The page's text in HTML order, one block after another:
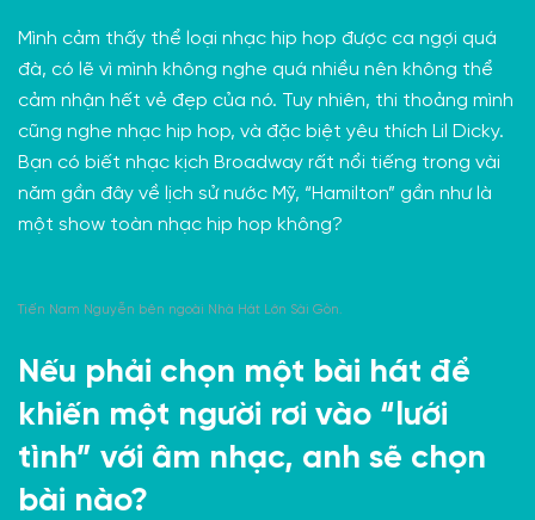
Mình cảm thấy thể loại nhạc hip hop được ca ngợi quá
đà, có lẽ vì mình không nghe quá nhiều nên không thể
cảm nhận hết vẻ đẹp của nó. Tuy nhiên, thi thoảng mình
cũng nghe nhạc hip hop, và đặc biệt yêu thích Lil Dicky.
Bạn có biết nhạc kịch Broadway rất nổi tiếng trong vài
năm gần đây về lịch sử nước Mỹ, “Hamilton” gần như là
một show toàn nhạc hip hop không?
Tiến Nam Nguyễn bên ngoài Nhà Hát Lớn Sài Gòn.
Nếu phải chọn một bài hát để
khiến một người rơi vào “lưới
tình” với âm nhạc, anh sẽ chọn
bài nào?